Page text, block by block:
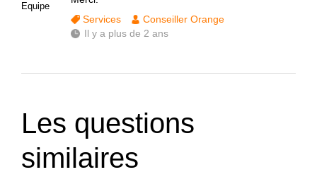
Equipe
Services
Conseiller Orange
Il y a plus de 2 ans
Les questions
similaires